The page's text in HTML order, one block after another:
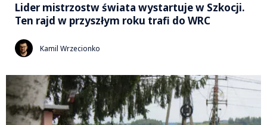
Lider mistrzostw świata wystartuje w Szkocji.
Ten rajd w przyszłym roku trafi do WRC
Kamil Wrzecionko